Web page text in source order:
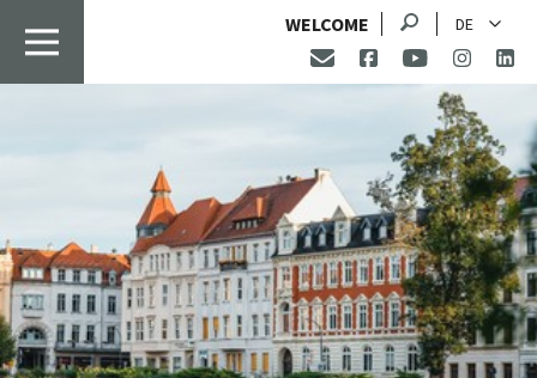
WELCOME SucheDE